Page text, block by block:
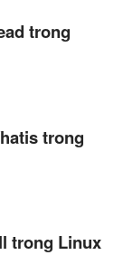
trong
trong
trong Linux